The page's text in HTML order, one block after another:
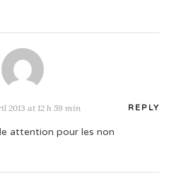
2013 at 12 h 59 min REPLY
attention pour les non